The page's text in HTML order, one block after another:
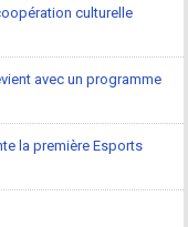
culturelle
avec un programme
la première Esports